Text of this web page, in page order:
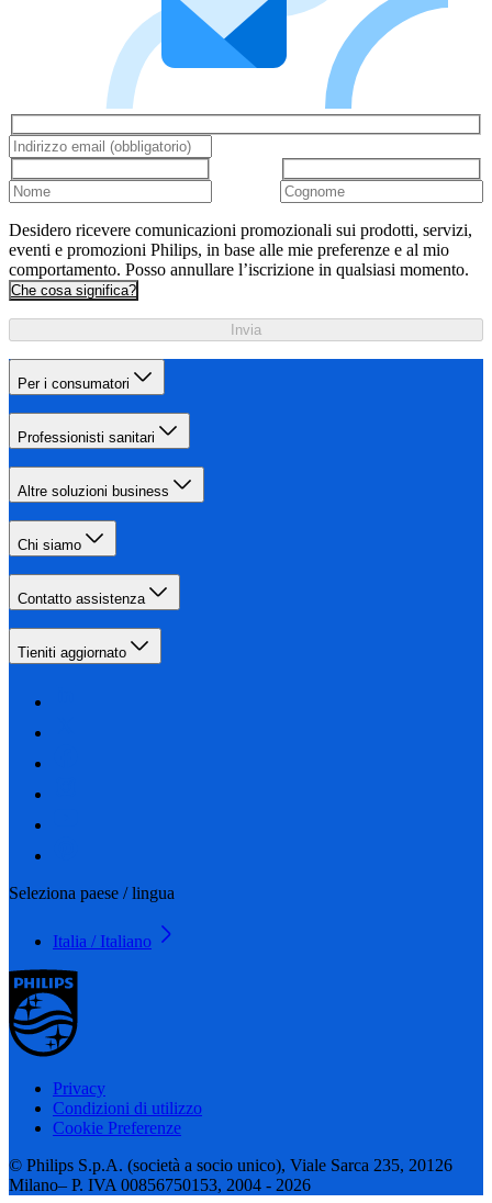
Desidero ricevere comunicazioni promozionali sui prodotti, servizi,
eventi e promozioni Philips, in base alle mie preferenze e al mio
comportamento. Posso annullare l’iscrizione in qualsiasi momento.
Che cosa significa?
Invia
Per i consumatori
Professionisti sanitari
Altre soluzioni business
Chi siamo
Contatto assistenza
Tieniti aggiornato
Seleziona paese / lingua
Italia / Italiano
Privacy
Condizioni di utilizzo
Cookie Preferenze
© Philips S.p.A. (società a socio unico), Viale Sarca 235, 20126
Milano– P. IVA 00856750153, 2004 - 2026